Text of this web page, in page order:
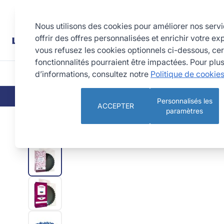
CUISINEPÂTISSERIE
NOS
Boîte de 6 tartelettes rondes cannelées Ø120 mm -
Nous utilisons des cookies pour améliorer nos
offrir des offres personnalisées et enrichir votre
vous refusez les cookies optionnels ci-dessous,
fonctionnalités pourraient être impactées. Pour plus
d’informations, consultez notre Politique de cookies
ACCEPTER
Personnalisés les
paramètres